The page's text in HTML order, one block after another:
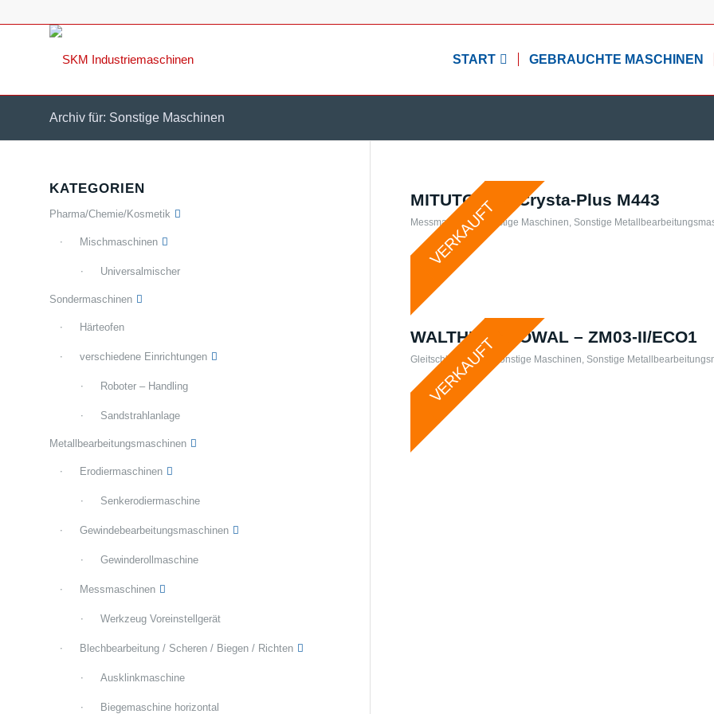
START GEBRAUCHTE MASCHINEN
Archiv für: Sonstige Maschinen
VERKAUFT
MITUTOYO – Crysta-Plus M443
Messmaschine,Sonstige Maschinen, Sonstige
VERKAUFT
WALTHER TROWAL – ZM03-II/ECO1
Gleitschleifanlage Sonstige Maschinen, Sonstige
KATEGORIEN
Pharma/Chemie/Kosmetik
Mischmaschinen
Universalmischer
Sondermaschinen
Härteofen
verschiedene Einrichtungen
Roboter – Handling
Sandstrahlanlage
Metallbearbeitungsmaschinen
Erodiermaschinen
Senkerodiermaschine
Gewindebearbeitungsmaschinen
Gewinderollmaschine
Messmaschinen
Werkzeug Voreinstellgerät
Blechbearbeitung / Scheren / Biegen / Richten
Ausklinkmaschine
Biegemaschine horizontal